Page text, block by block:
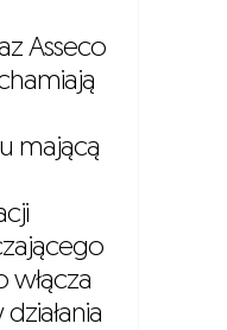
Asseco
mającą
włącza